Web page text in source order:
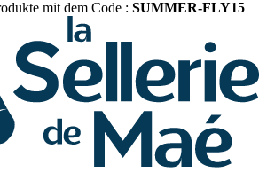
mit dem Code : SUMMER-FLY15